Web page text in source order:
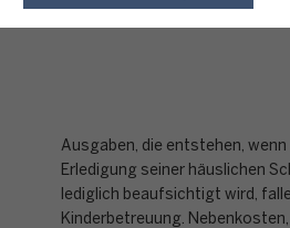
Ausgaben, die entstehen, wenn
Erledigung seiner häuslichen
lediglich beaufsichtigt wird,
Kinderbetreuung.